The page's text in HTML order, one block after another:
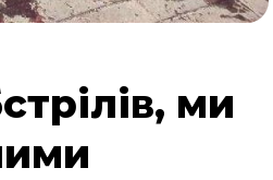
ми